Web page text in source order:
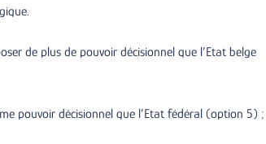
de plus de pouvoir décisionnel que l’Etat belge
pouvoir décisionnel que l’Etat fédéral (option 5) ;